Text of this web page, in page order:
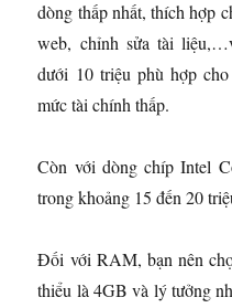
dòng thấp nhất, thích hợp
web, chỉnh sửa tài
dưới 10 triệu phù hợp
mức tài chính thấp.
Còn với dòng chíp Intel
trong khoảng 15 đến 20
Đối với RAM, bạn nên
thiểu là 4GB và lý tưởng